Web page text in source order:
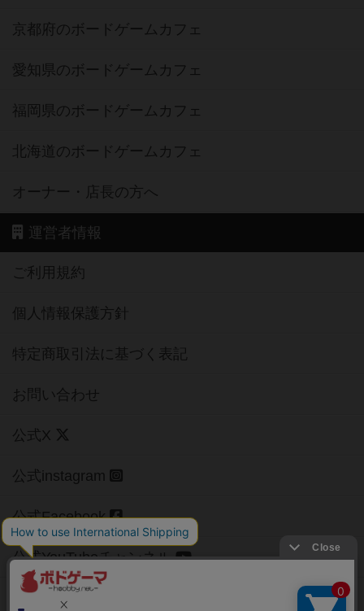
京都府のボードゲームカフェ
愛知県のボードゲームカフェ
福岡県のボードゲームカフェ
北海道のボードゲームカフェ
オーナー・店長の方へ
運営者情報
ご利用規約
個人情報保護方針
特定商取引法に基づく表記
お問い合わせ
公式X
公式instagram
公式Facebook
公式YouTubeチャンネル